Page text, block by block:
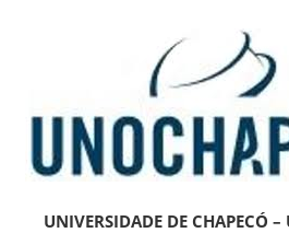
UNIVERSIDADE DE CHAPECÓ –